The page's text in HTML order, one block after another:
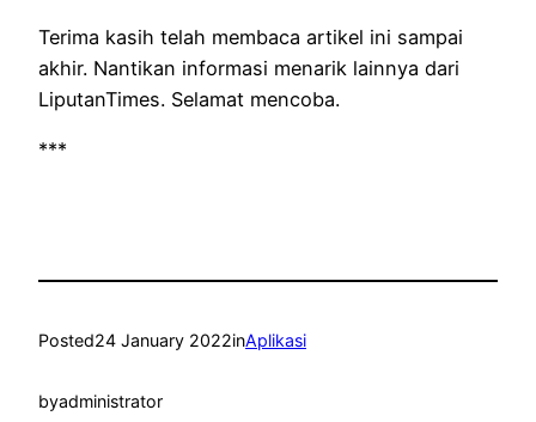
Terima kasih telah membaca artikel ini sampai
akhir. Nantikan informasi menarik lainnya dari
LiputanTimes. Selamat mencoba.
***
Posted24 January 2022inAplikasi
byadministrator